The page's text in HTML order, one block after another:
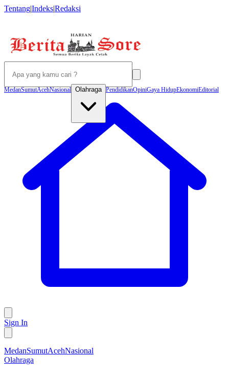
Tentang|Indeks|Redaksi
MedanSumutAcehNasional Olahraga PendidikanOpiniGaya HidupEkonomiEditorial
Sign In
MedanSumutAcehNasional
Olahraga